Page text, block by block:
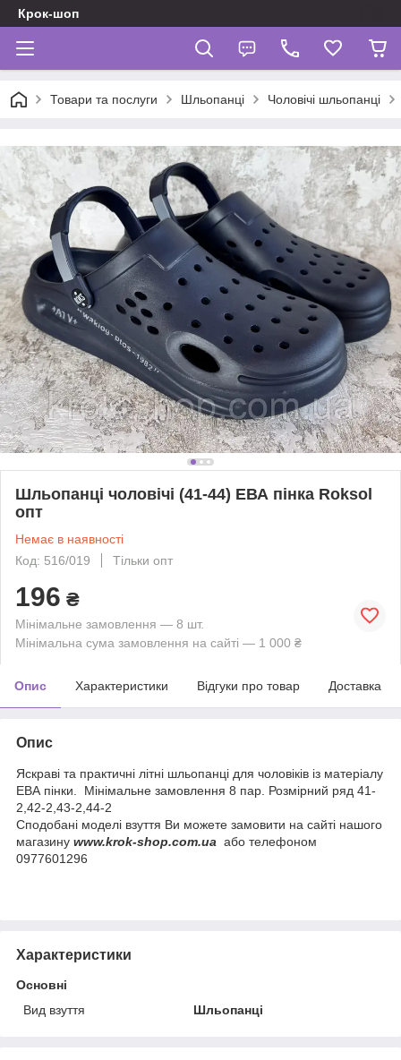
Крок-шоп
Товари та послуги Шльопанці Чоловічі шльопанці
Шльопанці чоловічі (41-44) ЕВА пінка Roksol
опт
Немає в наявності
Код: 516/019
Тільки опт
196 ₴
Мінімальне замовлення — 8 шт.
Мінімальна сума замовлення на сайті — 1 000 ₴
Опис Характеристики Відгуки про товар Доставка
Опис
Яскраві та практичні літні шльопанці для чоловіків із матеріалу
ЕВА пінки. Мінімальне замовлення 8 пар. Розмірний ряд 41-
2,42-2,43-2,44-2
Сподобані моделі взуття Ви можете замовити на сайті нашого
магазину www.krok-shop.com.ua або телефоном
0977601296
Характеристики
Основні
Вид взуття
Шльопанці